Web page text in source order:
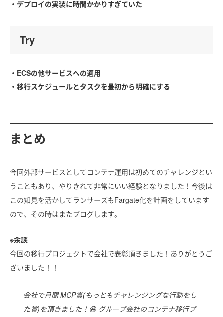
・デプロイの実装に時間かかりすぎていた
Try
・ECSの他サービスへの適用
・移行スケジュールとタスクを最初から明確にする
まとめ
今回外部サービスとしてコンテナ運用は初めてのチャレンジとい
うこともあり、やりきれて非常にいい経験となりました！今後は
この知見を活かしてランサーズもFargate化を計画をしています
ので、その時はまたブログします。
※余談
今回の移行プロジェクトで会社で表彰頂きました！ありがとうご
ざいました！！
会社で月間 MCP賞(もっともチャレンジングな行動をし
た賞)を頂きました！😆 グループ会社のコンテナ移行プ